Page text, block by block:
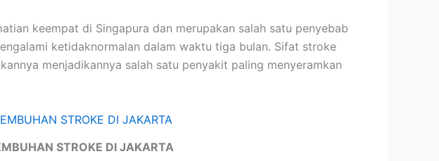
keempat di Singapura dan merupakan salah satu penyebab
ketidaknormalan dalam waktu tiga bulan. Sifat stroke
menjadikannya salah satu penyakit paling menyeramkan
STROKE DI JAKARTA